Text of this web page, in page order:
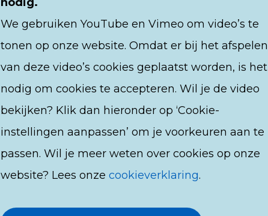
nodig.
We gebruiken YouTube en Vimeo om video’s te
tonen op onze website. Omdat er bij het afspelen
van deze video’s cookies geplaatst worden, is het
nodig om cookies te accepteren. Wil je de video
bekijken? Klik dan hieronder op ‘Cookie-
instellingen aanpassen’ om je voorkeuren aan te
passen. Wil je meer weten over cookies op onze
website? Lees onzecookieverklaring.